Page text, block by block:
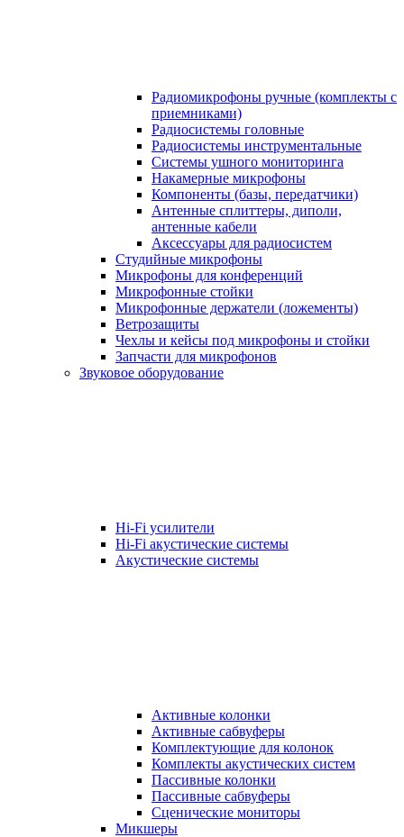
Радиомикрофоны ручные (комплекты с
приемниками)
Радиосистемы головные
Радиосистемы инструментальные
Системы ушного мониторинга
Накамерные микрофоны
Компоненты (базы, передатчики)
Антенные сплиттеры, диполи,
антенные кабели
Аксесcуары для радиосистем
Студийные микрофоны
Микрофоны для конференций
Микрофонные стойки
Микрофонные держатели (ложементы)
Ветрозащиты
Чехлы и кейсы под микрофоны и стойки
Запчасти для микрофонов
Звуковое оборудование
Hi-Fi усилители
Hi-Fi акустические системы
Акустические системы
Активные колонки
Активные сабвуферы
Комплектующие для колонок
Комплекты акустических систем
Пассивные колонки
Пассивные сабвуферы
Сценические мониторы
Микшеры